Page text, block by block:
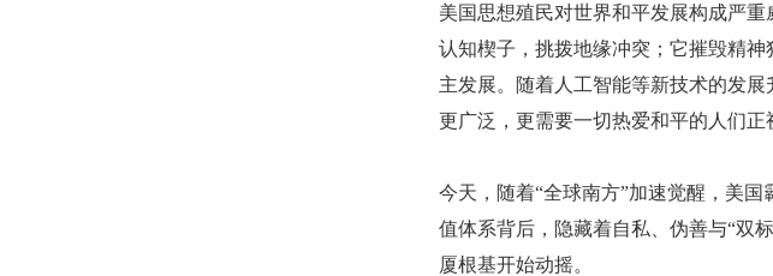
美国思想殖民对世界和平发展构成严
认知楔子，挑拨地缘冲突；它摧毁精
主发展。随着人工智能等新技术的发
更广泛，更需要一切热爱和平的人们正
今天，随着“全球南方”加速觉醒，美
值体系背后，隐藏着自私、伪善与“双
厦根基开始动摇。